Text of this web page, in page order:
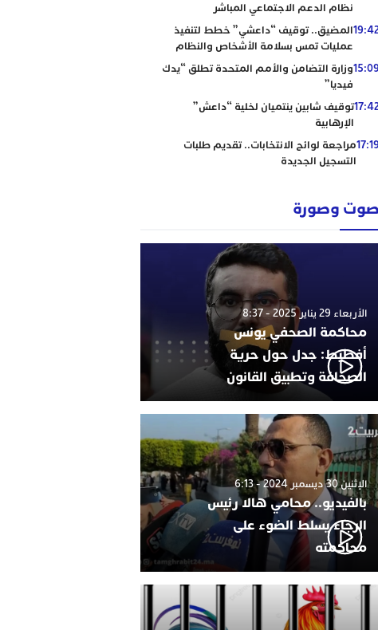
نظام الدعم الاجتماعي المباشر
المضيق.. توقيف “داعشي” خطط لتنفيذ
عمليات تمس بسلامة الأشخاص والنظام
15:09وزارة التضامن والأمم المتحدة تطلق “يدك
فيديا”
توقيف شابين ينتميان لخلية “داعش”
الإرهابية
17:19مراجعة لوائح الانتخابات.. تقديم طلبات
التسجيل الجديدة
صوت وصورة
الأربعاء 29 يناير 2025 - 8:37
محاكمة الصحفي يونس
أفطيط: جدل حول حرية
الصحافة وتطبيق القانون
الإثنين 30 ديسمبر 2024 - 6:13
بالفيديو.. محامي هالا رئيس
الرجاء يسلط الضوء على
محاكمته